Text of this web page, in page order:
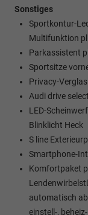
Sonstiges
Sportkontur-
Multifunktion
Parkassistent
Sportsitze
Privacy-
Audi drive select
LED-
Blinklicht Heck
S line
Smartphone-
Komfortpaket
automatisch
einstell-,